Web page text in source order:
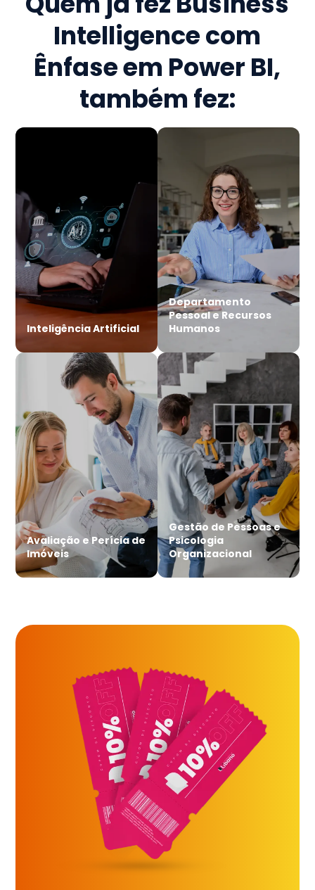
Intelligence com
Ênfase em Power BI,
também fez:
Inteligência Artificial
Departamento
Pessoal e Recursos
Humanos
Avaliação e Perícia de
Imóveis
Gestão de Pessoas e
Psicologia
Organizacional